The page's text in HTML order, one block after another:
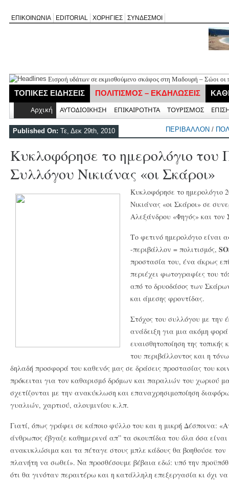
ΕΠΙΚΟΙΝΩΝΙΑ EDITORIAL ΧΟΡΗΓΙΕΣ ΣΥΝΔΕΣΜΟΙ
Εισροή υδάτων σε εκμισθούμενο σκάφος στη Μαδουρή – Σώοι οι
ΣΧΟΛΙΟ ΣΤΟ ΔΗΜΟΣΙΕΥΜΑ: «Η Φαρμακολύτρια» του
Καλλιγωνίου (της Χριστίνας Μιχαλά)
Άγιος Νικήτας: Απορρίφθηκε αίτημα για φιλανθρωπική δράση
Πανηγύρι της Παναγίας στον Αλέξανδρο με αφιέρωμα για τα 50
Νέο Τουριστικό Χωροταξικό: Τι αλλάζει σε Λευκάδα και
και τουριστική ανάπτυξη
ΤΟΠΙΚΕΣ ΕΙΔΗΣΕΙΣ ΠΟΛΙΤΙΣΜΟΣ – ΕΚΔΗΛΩΣΕΙΣ
Αρχική ΑΥΤΟΔΙΟΙΚΗΣΗ ΕΠΙΚΑΙΡΟΤΗΤΑ ΤΟΥΡΙΣΜΟΣ
Published On: Τε, Δεκ 29th, 2010 ΠΕΡΙΒΑΛΛΟΝ /
Κυκλοφόρησε το ημερολόγιο του
Συλλόγου Νικιάνας «οι Σκάροι»
Κυκλοφόρησε το ημερολόγιο
Νικιάνας «οι Σκάροι» σε
Αλεξάνδρου «Φηγός» και
Το φετινό ημερολόγιο είναι
-περιβάλλον = πολιτισμός,
προστασία του, ένα άκρως
περιέχει φωτογραφίες του
από το δρυοδάσος των
και άμεσης φροντίδας.
Στόχος του συλλόγου με την
ανάδειξη για μια ακόμη
ευαισθητοποίηση της
του περιβάλλοντος και η
δηλαδή προσφορά του καθενός μας σε δράσεις προστασίας του
πρόκειται για τον καθαρισμό δρόμων και παραλιών του χωριού
σχετίζονται με την ανακύκλωση και επαναχρησιμοποίηση
γυαλιών, χαρτιού, αλουμινίου κ.λπ.
Γιατί, όπως γράφει σε κάποιο φύλλο του και η μικρή Δέσποινα:
άνθρωπος έβγαζε καθημερινά απ” τα σκουπίδια του όλα όσα είναι
ανακυκλώσιμα και τα πέταγε στους μπλε κάδους θα βοηθούσε τον
πλανήτη να σωθεί». Να προσθέσουμε βέβαια εδώ: υπό την
ότι θα γινόταν περαιτέρω και η κατάλληλη επεξεργασία κι όχι να